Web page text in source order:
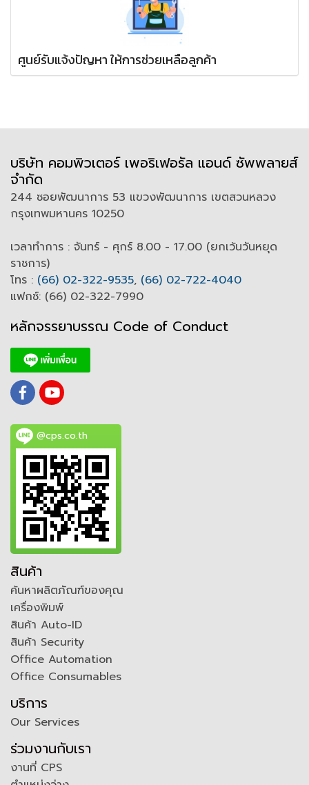
ศูนย์รับแจ้งปัญหา ให้การช่วยเหลือลูกค้า
บริษัท คอมพิวเตอร์ เพอริเฟอรัล แอนด์ ซัพพลายส์
จำกัด
244 ซอยพัฒนาการ 53 แขวงพัฒนาการ เขตสวนหลวง
กรุงเทพมหานคร 10250
เวลาทำการ : จันทร์ - ศุกร์ 8.00 - 17.00 (ยกเว้นวันหยุด
ราชการ)
โทร : (66) 02-322-9535, (66) 02-722-4040
แฟกซ์: (66) 02-322-7990
หลักจรรยาบรรณ Code of Conduct
@cps.co.th
สินค้า
ค้นหาผลิตภัณฑ์ของคุณ
เครื่องพิมพ์
สินค้า Auto-ID
สินค้า Security
Office Automation
Office Consumables
บริการ
Our Services
ร่วมงานกับเรา
งานที่ CPS